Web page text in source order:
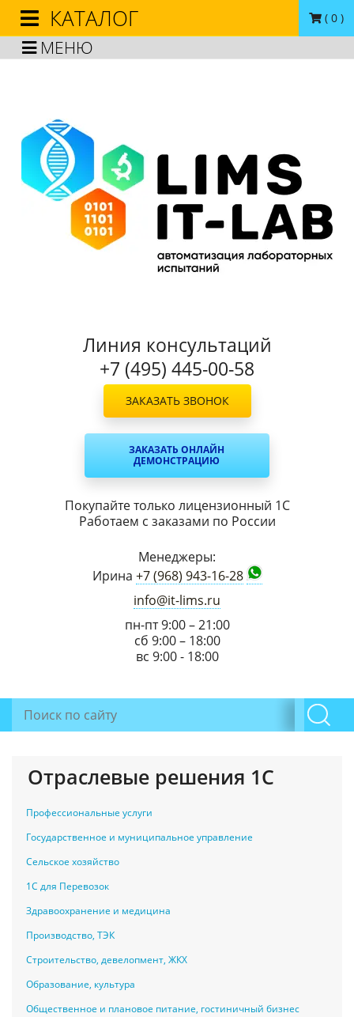
МЕНЮ
( 0 )
Линия консультаций
+7 (495) 445-00-58
ЗАКАЗАТЬ ЗВОНОК
ЗАКАЗАТЬ ОНЛАЙН
ДЕМОНСТРАЦИЮ
Покупайте только лицензионный 1С
Работаем с заказами по России
Менеджеры:
Ирина +7 (968) 943-16-28
info@it-lims.ru
пн-пт 9:00 – 21:00
сб 9:00 – 18:00
вс 9:00 - 18:00
КАТАЛОГ
Отраслевые решения 1С
Профессиональные услуги
Государственное и муниципальное управление
Сельское хозяйство
1С для Перевозок
Здравоохранение и медицина
Производство, ТЭК
Строительство, девелопмент, ЖКХ
Образование, культура
Общественное и плановое питание, гостиничный бизнес